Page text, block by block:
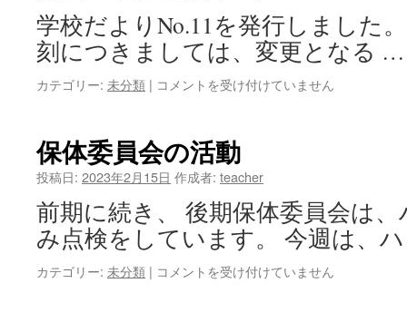
動
２
は
学校だよりNo.11を発行しました
刻につきましては、変更となる
カテゴリー: 未分類 | 学
り
を
し
ま
し
た
コメントを受け付けていません
保体委員会の活動
投稿日: 2023年2月15日 作成者: teacher
前期に続き、 後期保体委員会は
み点検をしています。 今週は、
カテゴリー: 未分類 | 保
コメントを受け付けていません